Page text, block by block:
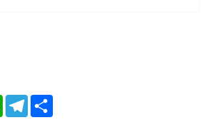
WhatsAppTelegram